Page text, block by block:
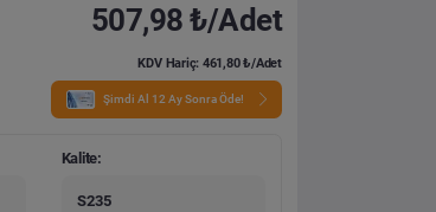
507,98 ₺/Adet
KDV Hariç: 461,80 ₺/Adet
Şimdi Al 12 Ay Sonra Öde!
Kalite:
S235